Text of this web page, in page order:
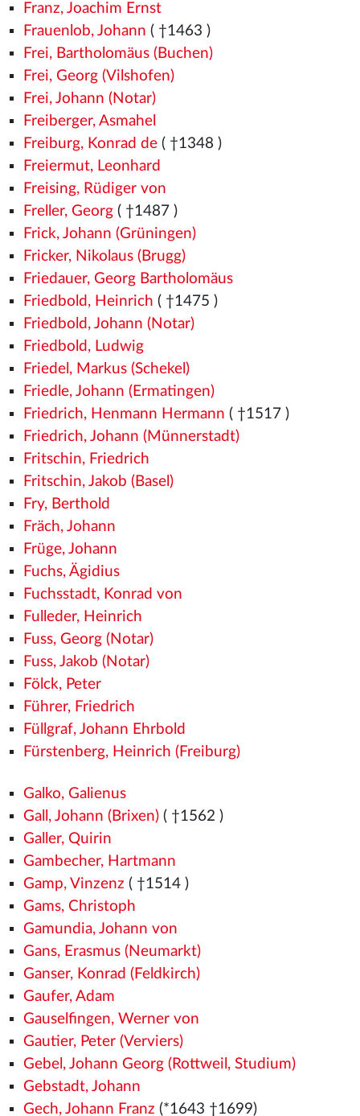
Franz, Joachim Ernst
Frauenlob, Johann ( †1463 )
Frei, Bartholomäus (Buchen)
Frei, Georg (Vilshofen)
Frei, Johann (Notar)
Freiberger, Asmahel
Freiburg, Konrad de( †1348 )
Freiermut, Leonhard
Freising, Rüdiger von
Freller, Georg( †1487 )
Frick, Johann (Grüningen)
Fricker, Nikolaus (Brugg)
Friedauer, Georg Bartholomäus
Friedbold, Heinrich ( †1475 )
Friedbold, Johann (Notar)
Friedbold, Ludwig
Friedel, Markus (Schekel)
Friedle, Johann (Ermatingen)
Friedrich, Henmann Hermann ( †1517 )
Friedrich, Johann (Münnerstadt)
Fritschin, Friedrich
Fritschin, Jakob (Basel)
Fry, Berthold
Fräch, Johann
Früge, Johann
Fuchs, Ägidius
Fuchsstadt, Konrad von
Fulleder, Heinrich
Fuss, Georg (Notar)
Fuss, Jakob (Notar)
Fölck, Peter
Führer, Friedrich
Füllgraf, Johann Ehrbold
Fürstenberg, Heinrich (Freiburg)
Galko, Galienus
Gall, Johann (Brixen)( †1562 )
Galler, Quirin
Gambecher, Hartmann
Gamp, Vinzenz ( †1514 )
Gams, Christoph
Gamundia, Johann von
Gans, Erasmus (Neumarkt)
Ganser, Konrad (Feldkirch)
Gaufer, Adam
Gauselfingen, Werner von
Gautier, Peter (Verviers)
Gebel, Johann Georg (Rottweil, Studium)
Gebstadt, Johann
Gech, Johann Franz (*1643 †1699)